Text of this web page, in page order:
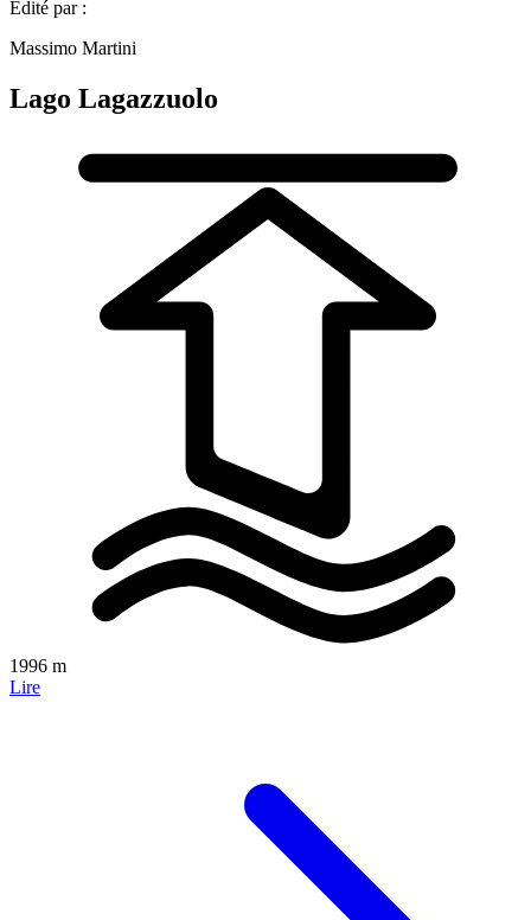
Édité par :
Massimo Martini
Lago Lagazzuolo
1996 m
Lire